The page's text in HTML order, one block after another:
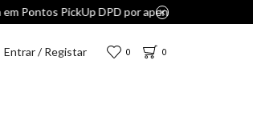
Entrar / Registar 0 0